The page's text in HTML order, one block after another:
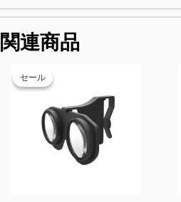
関連商品
セール
セール
価
格
$10.99
で
し
た。
格
は
$7.90
で
す。